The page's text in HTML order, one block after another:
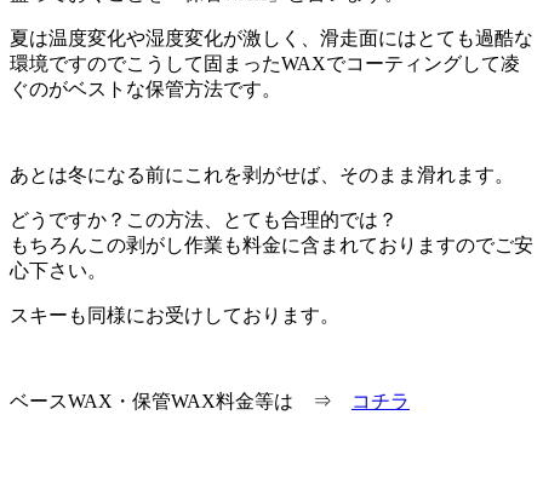
夏は温度変化や湿度変化が激しく、滑走面にはとても過酷な
環境ですのでこうして固まったWAXでコーティングして凌
ぐのがベストな保管方法です。
あとは冬になる前にこれを剥がせば、そのまま滑れます。
どうですか？この方法、とても合理的では？
もちろんこの剥がし作業も料金に含まれておりますのでご安
心下さい。
スキーも同様にお受けしております。
ベースWAX・保管WAX料金等は ⇒ コチラ